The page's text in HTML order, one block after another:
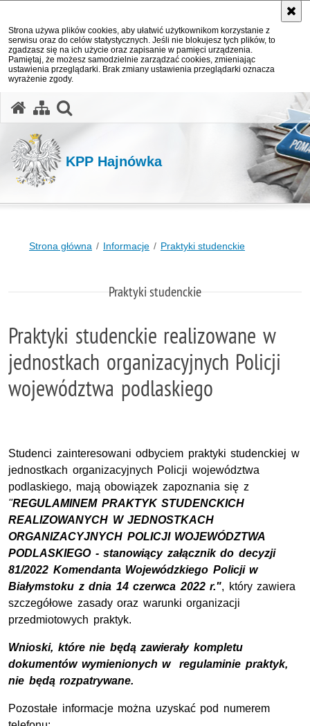
Strona używa plików cookies, aby ułatwić użytkownikom korzystanie z
serwisu oraz do celów statystycznych. Jeśli nie blokujesz tych plików, to
zgadzasz się na ich użycie oraz zapisanie w pamięci urządzenia.
Pamiętaj, że możesz samodzielnie zarządzać cookies, zmieniając
ustawienia przeglądarki. Brak zmiany ustawienia przeglądarki oznacza
wyrażenie zgody.
KPP Hajnówka
Strona główna Informacje Praktyki studenckie
Praktyki studenckie
Praktyki studenckie realizowane w
jednostkach organizacyjnych Policji
województwa podlaskiego
Studenci zainteresowani odbyciem praktyki studenckiej w
jednostkach organizacyjnych Policji województwa
podlaskiego, mają obowiązek zapoznania się z
"REGULAMINEM PRAKTYKSTUDENCKICH
REALIZOWANYCH W JEDNOSTKACH
ORGANIZACYJNYCH POLICJI WOJEWÓDZTWA
PODLASKIEGO - stanowiący załącznik do decyzji
81/2022 Komendanta Wojewódzkiego Policji w
Białymstoku z dnia 14 czerwca 2022 r.", który zawiera
szczegółowe zasady oraz warunki organizacji
przedmiotowych praktyk.
Wnioski, które nie będą zawierały kompletu
dokumentów wymienionych w regulaminie praktyk,
nie będą rozpatrywane.
Pozostałe informacje można uzyskać pod numerem